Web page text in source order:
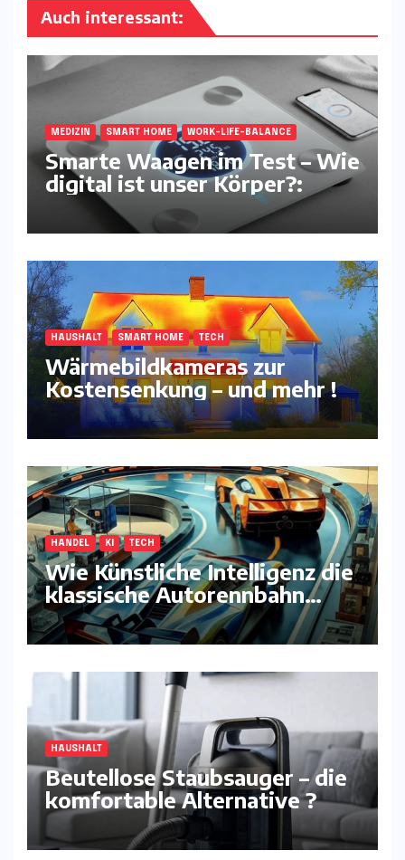
Auch interessant:
MEDIZIN SMART HOME WORK-LIFE-BALANCE
Smarte Waagen im Test – Wie
digital ist unser Körper?:
HAUSHALT SMART HOME TECH
Wärmebildkameras zur
Kostensenkung – und mehr !
HANDEL KI TECH
Wie Künstliche Intelligenz die
klassische Autorennbahn
komplett neu erfindet
HAUSHALT
Beutellose Staubsauger – die
komfortable Alternative ?